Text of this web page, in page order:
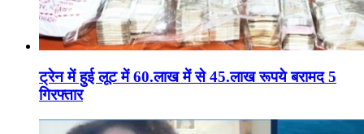
ट्रेन में हुई लूट में 60.लाख में से 45.लाख रूपये बरामद 5
गिरफ्तार